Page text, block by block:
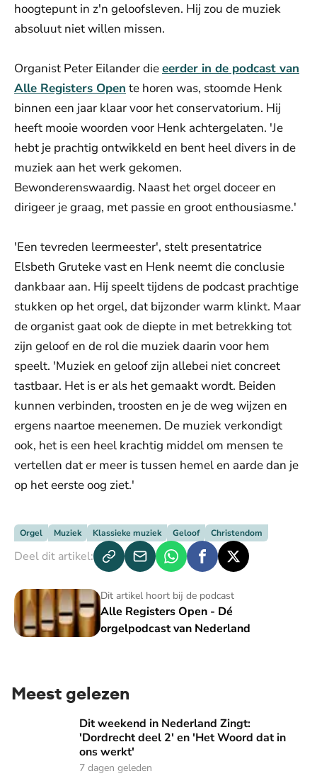
hoogtepunt in z'n geloofsleven. Hij zou de muziek
absoluut niet willen missen.
Organist Peter Eilander dieeerder in de podcast van
Alle Registers Open te horen was, stoomde Henk
binnen een jaar klaar voor het conservatorium. Hij
heeft mooie woorden voor Henk achtergelaten. 'Je
hebt je prachtig ontwikkeld en bent heel divers in de
muziek aan het werk gekomen.
Bewonderenswaardig. Naast het orgel doceer en
dirigeer je graag, met passie en groot enthousiasme.'
'Een tevreden leermeester', stelt presentatrice
Elsbeth Gruteke vast en Henk neemt die conclusie
dankbaar aan. Hij speelt tijdens de podcast prachtige
stukken op het orgel, dat bijzonder warm klinkt. Maar
de organist gaat ook de diepte in met betrekking tot
zijn geloof en de rol die muziek daarin voor hem
speelt. 'Muziek en geloof zijn allebei niet concreet
tastbaar. Het is er als het gemaakt wordt. Beiden
kunnen verbinden, troosten en je de weg wijzen en
ergens naartoe meenemen. De muziek verkondigt
ook, het is een heel krachtig middel om mensen te
vertellen dat er meer is tussen hemel en aarde dan je
op het eerste oog ziet.'
Orgel Muziek Klassieke muziek Geloof Christendom
Deel dit artikel:
Dit artikel hoort bij de podcast
Alle Registers Open - Dé
orgelpodcast van Nederland
Alle Registers Open - Dé orgelpodcast van Nederland
Meest gelezen
Dit weekend in Nederland Zingt: 'Dordrecht deel 2' en
Dit weekend in Nederland Zingt:
'Dordrecht deel 2' en 'Het Woord dat in
ons werkt'
7 dagen geleden